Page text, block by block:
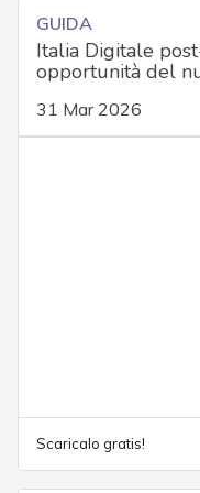
GUIDA
Italia Digitale
opportunità del
31 Mar 2026
Scaricalo gratis!